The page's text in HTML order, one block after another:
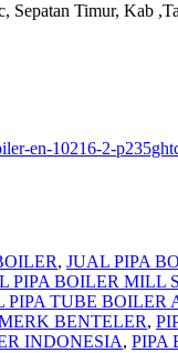
Timur, Kab
en-10216-2-
, JUAL PIPA
PIPA BOILER MILL
PIPA TUBE BOILER
BENTELER,
INDONESIA, PIPA